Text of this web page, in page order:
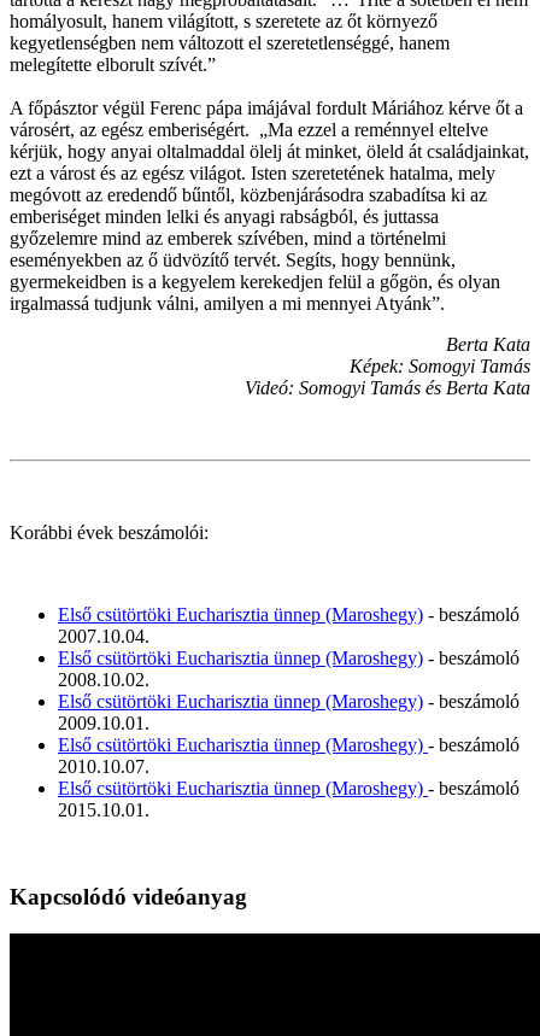
homályosult, hanem világított, s szeretete az őt környező
kegyetlenségben nem változott el szeretetlenséggé, hanem
melegítette elborult szívét.”
A főpásztor végül Ferenc pápa imájával fordult Máriához kérve őt a
városért, az egész emberiségért. „Ma ezzel a reménnyel eltelve
kérjük, hogy anyai oltalmaddal ölelj át minket, öleld át családjainkat,
ezt a várost és az egész világot. Isten szeretetének hatalma, mely
megóvott az eredendő bűntől, közbenjárásodra szabadítsa ki az
emberiséget minden lelki és anyagi rabságból, és juttassa
győzelemre mind az emberek szívében, mind a történelmi
eseményekben az ő üdvözítő tervét. Segíts, hogy bennünk,
gyermekeidben is a kegyelem kerekedjen felül a gőgön, és olyan
irgalmassá tudjunk válni, amilyen a mi mennyei Atyánk”.
Berta Kata
Képek: Somogyi Tamás
Videó: Somogyi Tamás és Berta Kata
Korábbi évek beszámolói:
Első csütörtöki Eucharisztia ünnep (Maroshegy) - beszámoló
2007.10.04.
Első csütörtöki Eucharisztia ünnep (Maroshegy) - beszámoló
2008.10.02.
Első csütörtöki Eucharisztia ünnep (Maroshegy) - beszámoló
2009.10.01.
Első csütörtöki Eucharisztia ünnep (Maroshegy) - beszámoló
2010.10.07.
Első csütörtöki Eucharisztia ünnep (Maroshegy) - beszámoló
2015.10.01.
Kapcsolódó videóanyag